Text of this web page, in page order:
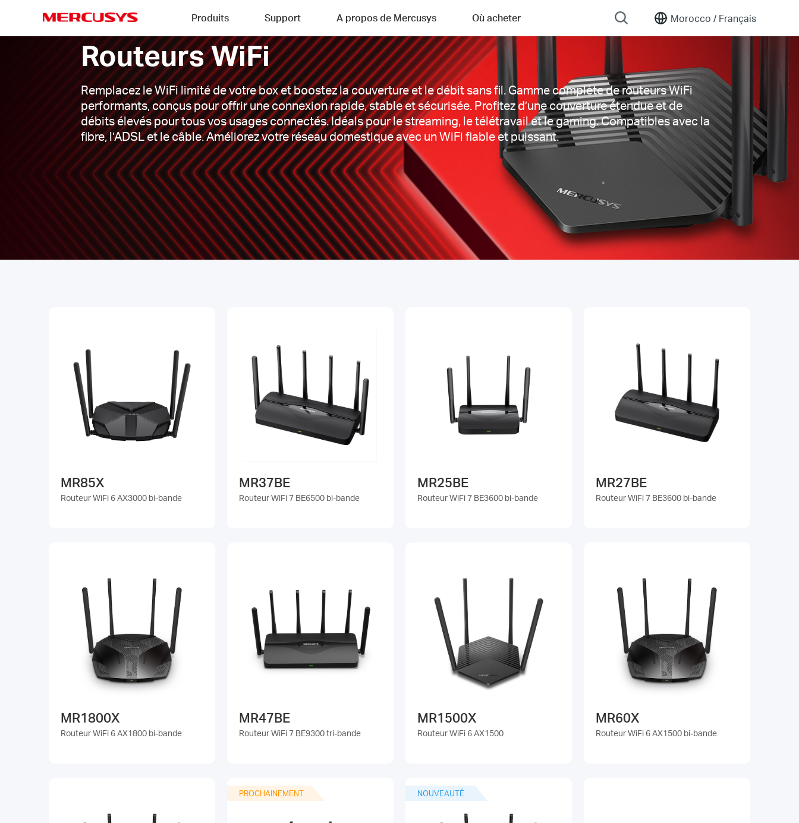
MERCUSYS
Morocco / Français
Produits Support A propos de Mercusys Où acheter
Routeurs WiFi
Remplacez le WiFi limité de votre box et boostez la couverture et le débit sans fil. Gamme complète de routeurs WiFi
performants, conçus pour offrir une connexion rapide, stable et sécurisée. Profitez d’une couverture étendue et de
débits élevés pour tous vos usages connectés. Idéals pour le streaming, le télétravail et le gaming. Compatibles avec la
fibre, l’ADSL et le câble. Améliorez votre réseau domestique avec un WiFi fiable et puissant.
MR85X
Routeur WiFi 6 AX3000 bi-bande
MR37BE
Routeur WiFi 7 BE6500 bi-bande
MR25BE
Routeur WiFi 7 BE3600 bi-bande
MR27BE
Routeur WiFi 7 BE3600 bi-bande
MR1800X
Routeur WiFi 6 AX1800 bi-bande
MR47BE
Routeur WiFi 7 BE9300 tri-bande
MR1500X
Routeur WiFi 6 AX1500
MR60X
Routeur WiFi 6 AX1500 bi-bande
PROCHAINEMENT NOUVEAUTÉ